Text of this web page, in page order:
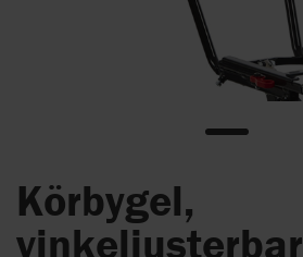
Körbygel,
vinkeljusterbar